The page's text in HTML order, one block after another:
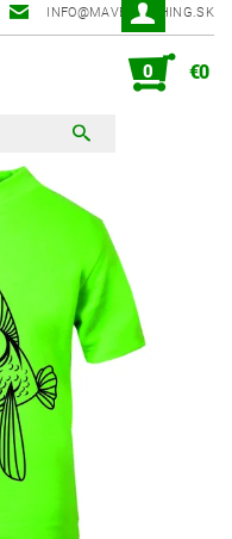
INFO@MAVER-FISHING.SK
0 €0